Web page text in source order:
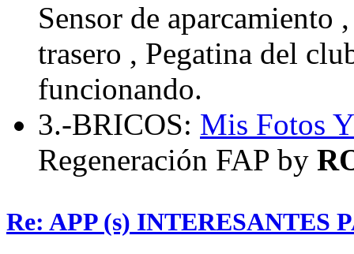
Sensor de
trasero , Pegatina del
funcionando.
3.-BRICOS: Mis Fotos
Regeneración FAP by
Re: APP (s) INTERESANTES